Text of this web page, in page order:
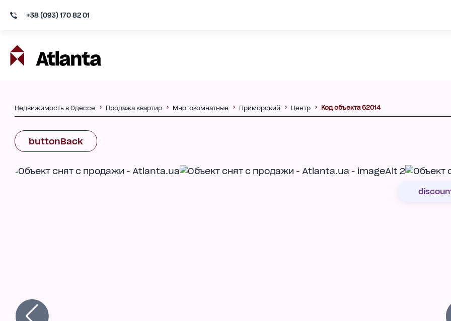
+38 (093) 170 82 01
Недвижимость в Одессе Продажа квартир Многокомнатные Приморский Центр Код объекта 62014
buttonBack